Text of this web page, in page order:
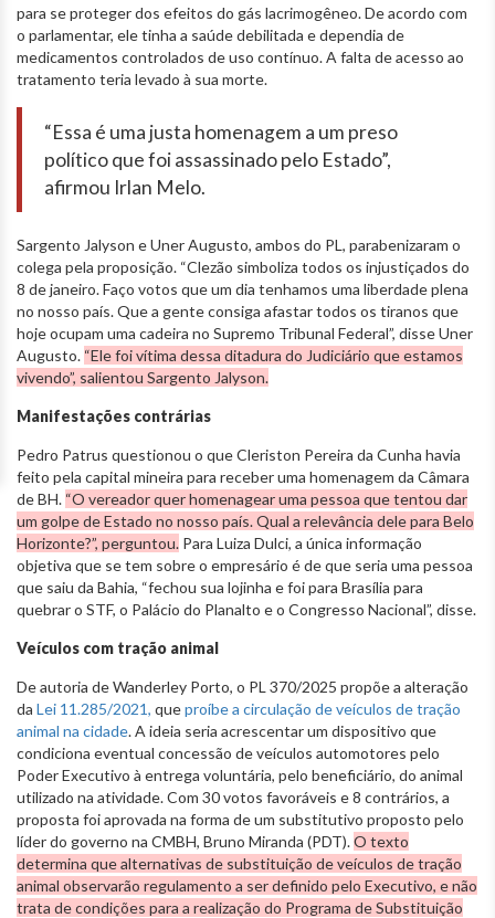
para se proteger dos efeitos do gás lacrimogêneo. De acordo com
o parlamentar, ele tinha a saúde debilitada e dependia de
medicamentos controlados de uso contínuo. A falta de acesso ao
tratamento teria levado à sua morte.
“Essa é uma justa homenagem a um preso
político que foi assassinado pelo Estado”,
afirmou Irlan Melo.
Sargento Jalyson e Uner Augusto, ambos do PL, parabenizaram o
colega pela proposição. “Clezão simboliza todos os injustiçados do
8 de janeiro. Faço votos que um dia tenhamos uma liberdade plena
no nosso país. Que a gente consiga afastar todos os tiranos que
hoje ocupam uma cadeira no Supremo Tribunal Federal”, disse Uner
Augusto. “Ele foi vítima dessa ditadura do Judiciário que estamos
vivendo”, salientou Sargento Jalyson.
Manifestações contrárias
Pedro Patrus questionou o que Cleriston Pereira da Cunha havia
feito pela capital mineira para receber uma homenagem da Câmara
de BH. “O vereador quer homenagear uma pessoa que tentou dar
um golpe de Estado no nosso país. Qual a relevância dele para Belo
Horizonte?”, perguntou. Para Luiza Dulci, a única informação
objetiva que se tem sobre o empresário é de que seria uma pessoa
que saiu da Bahia, “fechou sua lojinha e foi para Brasília para
quebrar o STF, o Palácio do Planalto e o Congresso Nacional”, disse.
Veículos com tração animal
De autoria de Wanderley Porto, o PL 370/2025 propõe a alteração
da Lei 11.285/2021, queproíbe a circulação de veículos de tração
animal na cidade. A ideia seria acrescentar um dispositivo que
condiciona eventual concessão de veículos automotores pelo
Poder Executivo à entrega voluntária, pelo beneficiário, do animal
utilizado na atividade. Com 30 votos favoráveis e 8 contrários, a
proposta foi aprovada na forma de um substitutivo proposto pelo
líder do governo na CMBH, Bruno Miranda (PDT).O texto
determina que alternativas de substituição de veículos de tração
animal observarão regulamento a ser definido pelo Executivo, e não
trata de condições para a realização do Programa de Substituição